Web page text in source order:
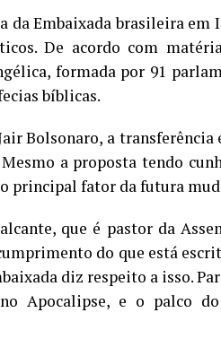
da Embaixada brasileira em
De acordo com
formada por 91
bíblicas.
Bolsonaro, a
a proposta tendo
principal fator da futura
que é pastor da
do que está
diz respeito a isso.
Apocalipse, e o palco